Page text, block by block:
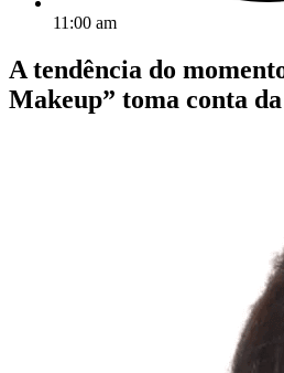
11:00 am
A tendência do
Makeup” toma conta